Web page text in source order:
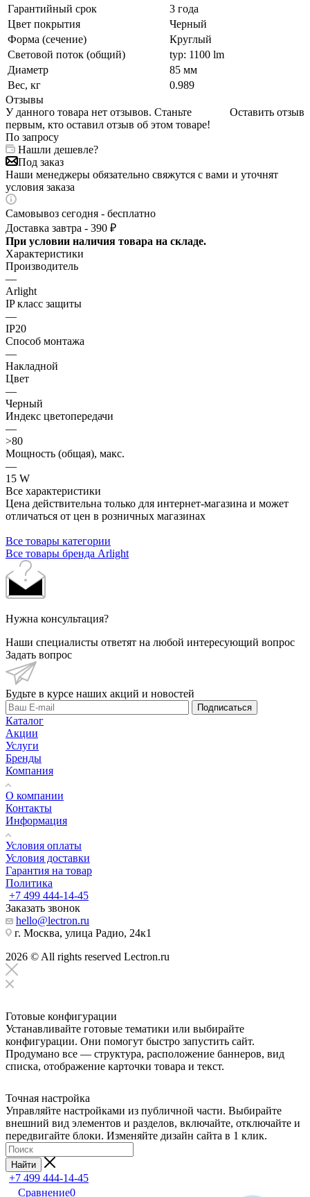
Гарантийный срок
3 года
Цвет покрытия
Черный
Форма (сечение)
Круглый
Световой поток (общий)
typ: 1100 lm
Диаметр
85 мм
Вес, кг
0.989
Отзывы
Оставить отзыв
У данного товара нет отзывов. Станьте
первым, кто оставил отзыв об этом товаре!
По запросу
Нашли дешевле?
Под заказ
Наши менеджеры обязательно свяжутся с вами и уточнят
условия заказа
Самовывоз сегодня - бесплатно
Доставка завтра - 390 ₽
При условии наличия товара на складе.
Характеристики
Производитель
—
Arlight
IP класс защиты
—
IP20
Способ монтажа
—
Накладной
Цвет
—
Черный
Индекс цветопередачи
—
>80
Мощность (общая), макс.
—
15 W
Все характеристики
Цена действительна только для интернет-магазина и может
отличаться от цен в розничных магазинах
Все товары категории
Все товары бренда Arlight
Нужна консультация?
Наши специалисты ответят на любой интересующий вопрос
Задать вопрос
Будьте в курсе наших акций и новостей
Подписаться
Каталог
Акции
Услуги
Бренды
Компания
О компании
Контакты
Информация
Условия оплаты
Условия доставки
Гарантия на товар
Политика
+7 499 444-14-45
Заказать звонок
hello@lectron.ru
г. Москва, улица Радио, 24к1
2026 © All rights reserved Lectron.ru
Готовые конфигурации
Устанавливайте готовые тематики или выбирайте
конфигурации. Они помогут быстро запустить сайт.
Продумано все — структура, расположение баннеров, вид
списка, отображение карточки товара и текст.
Точная настройка
Управляйте настройками из публичной части. Выбирайте
внешний вид элементов и разделов, включайте, отключайте и
передвигайте блоки. Изменяйте дизайн сайта в 1 клик.
Найти
+7 499 444-14-45
Сравнение0